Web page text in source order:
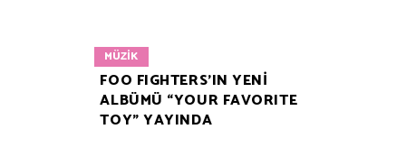
MÜZIK
FOO FIGHTERS’IN YENİ
ALBÜMÜ “YOUR FAVORITE
TOY” YAYINDA